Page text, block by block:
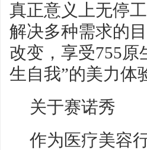
真正意义上无停
解决多种需求的
改变，享受755原
生自我”的美力体
关于赛诺秀
作为医疗美容